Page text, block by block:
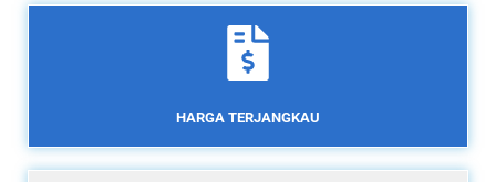
HARGA TERJANGKAU